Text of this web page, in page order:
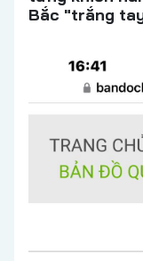
Bắc "trắng